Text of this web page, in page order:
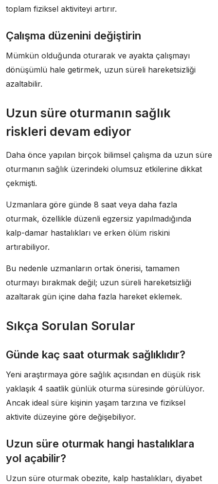
toplam fiziksel aktiviteyi artırır.
Çalışma düzenini değiştirin
Mümkün olduğunda oturarak ve ayakta çalışmayı
dönüşümlü hale getirmek, uzun süreli hareketsizliği
azaltabilir.
Uzun süre oturmanın sağlık
riskleri devam ediyor
Daha önce yapılan birçok bilimsel çalışma da uzun süre
oturmanın sağlık üzerindeki olumsuz etkilerine dikkat
çekmişti.
Uzmanlara göre günde 8 saat veya daha fazla
oturmak, özellikle düzenli egzersiz yapılmadığında
kalp-damar hastalıkları ve erken ölüm riskini
artırabiliyor.
Bu nedenle uzmanların ortak önerisi, tamamen
oturmayı bırakmak değil; uzun süreli hareketsizliği
azaltarak gün içine daha fazla hareket eklemek.
Sıkça Sorulan Sorular
Günde kaç saat oturmak sağlıklıdır?
Yeni araştırmaya göre sağlık açısından en düşük risk
yaklaşık 4 saatlik günlük oturma süresinde görülüyor.
Ancak ideal süre kişinin yaşam tarzına ve fiziksel
aktivite düzeyine göre değişebiliyor.
Uzun süre oturmak hangi hastalıklara
yol açabilir?
Uzun süre oturmak obezite, kalp hastalıkları, diyabet